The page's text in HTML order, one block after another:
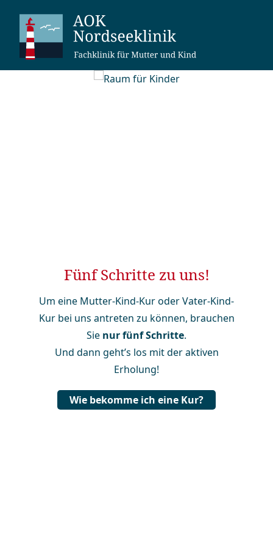
Fünf Schritte zu uns!
Um eine Mutter-Kind-Kur oder Vater-Kind-
Kur bei uns antreten zu können, brauchen
Sie nur fünf Schritte.
Und dann geht’s los mit der aktiven
Erholung!
Wie bekomme ich eine Kur?